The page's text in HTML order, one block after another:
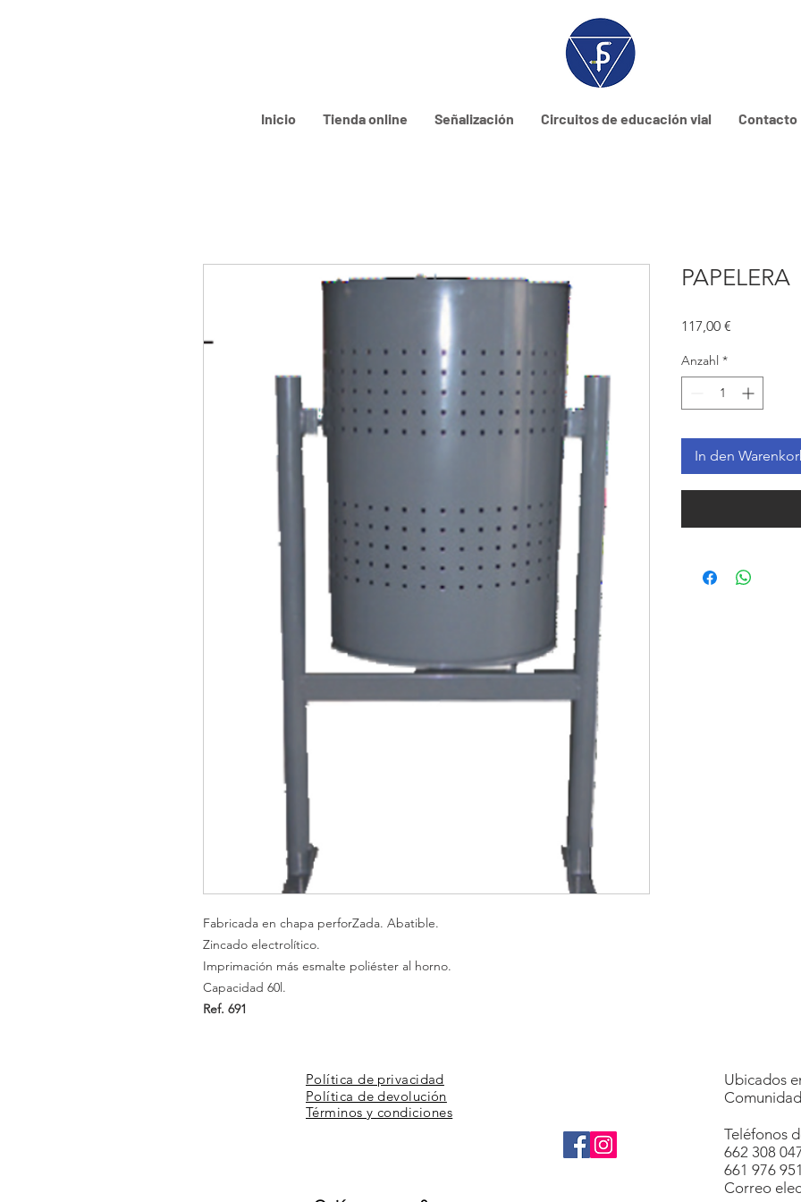
Inicio Tienda online Señalización Circuitos de educación vial Contacto
Fabricada en chapa perforZada. Abatible.
Zincado electrolítico.
Imprimación más esmalte poliéster al horno.
Capacidad 60l.
Ref. 691
PAPELERA
117,00 €
Anzahl *
In den
Política de privacidad
Política de devolución
Términos y condiciones
Ubicados
Teléfonos
662 308
661 976 951
Correo